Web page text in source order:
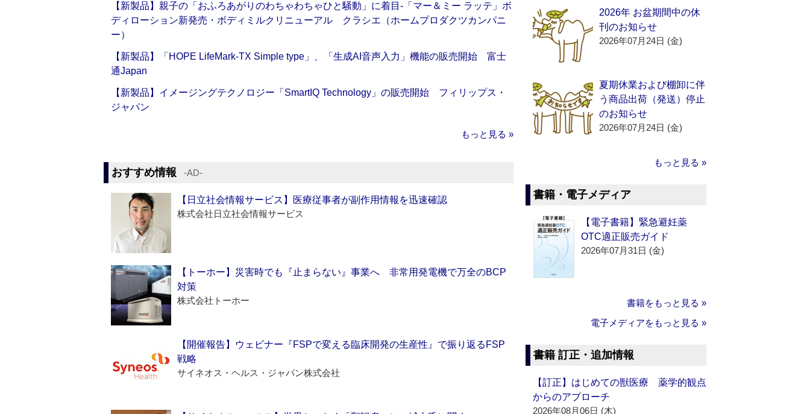
【新製品】親子の「おふろあがりのわちゃわちゃひと騒動」に着目‐「マー＆ミー ラッテ」ボ
ディローション新発売・ボディミルクリニューアル クラシエ（ホームプロダクツカンパニ
ー）
【新製品】「HOPE LifeMark-TX Simple type」、「生成AI音声入力」機能の販売開始 富士
通Japan
【新製品】イメージングテクノロジー「SmartIQ Technology」の販売開始 フィリップス・
ジャパン
もっと見る »
おすすめ情報 ‐AD‐
【日立社会情報サービス】医療従事者が副作用情報を迅速確認
株式会社日立社会情報サービス
【トーホー】災害時でも『止まらない』事業へ 非常用発電機で万全のBCP
対策
株式会社トーホー
【開催報告】ウェビナー『FSPで変える臨床開発の生産性』で振り返るFSP
戦略
サイネオス・ヘルス・ジャパン株式会社
2026年 お盆期間中の休
刊のお知らせ
2026年07月24日 (金)
夏期休業および棚卸に伴
う商品出荷（発送）停止
のお知らせ
2026年07月24日 (金)
もっと見る »
書籍・電子メディア
【電子書籍】緊急避妊薬
OTC適正販売ガイド
2026年07月31日 (金)
書籍をもっと見る »
電子メディアをもっと見る »
書籍 訂正・追加情報
【訂正】はじめての獣医療 薬学的観点
からのアプローチ
2026年08月06日 (木)